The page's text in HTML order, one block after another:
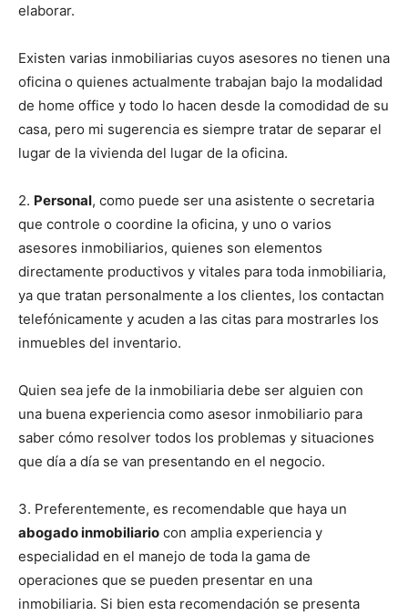
elaborar.
Existen varias inmobiliarias cuyos asesores no tienen una
oficina o quienes actualmente trabajan bajo la modalidad
de home office y todo lo hacen desde la comodidad de su
casa, pero mi sugerencia es siempre tratar de separar el
lugar de la vivienda del lugar de la oficina.
2. Personal, como puede ser una asistente o secretaria
que controle o coordine la oficina, y uno o varios
asesores inmobiliarios, quienes son elementos
directamente productivos y vitales para toda inmobiliaria,
ya que tratan personalmente a los clientes, los contactan
telefónicamente y acuden a las citas para mostrarles los
inmuebles del inventario.
Quien sea jefe de la inmobiliaria debe ser alguien con
una buena experiencia como asesor inmobiliario para
saber cómo resolver todos los problemas y situaciones
que día a día se van presentando en el negocio.
3. Preferentemente, es recomendable que haya un
abogado inmobiliario con amplia experiencia y
especialidad en el manejo de toda la gama de
operaciones que se pueden presentar en una
inmobiliaria. Si bien esta recomendación se presenta